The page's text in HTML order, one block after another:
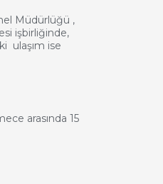
Müdürlüğü ,
işbirliğinde,
ulaşım ise
arasında 15